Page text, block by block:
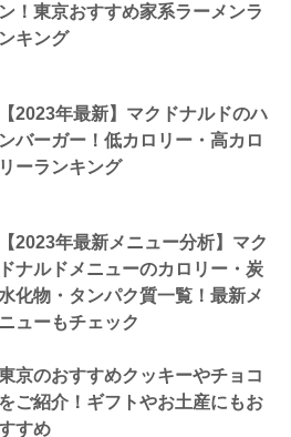
ン！東京おすすめ家系ラーメンラ
ンキング
【2023年最新】マクドナルドのハ
ンバーガー！低カロリー・高カロ
リーランキング
【2023年最新メニュー分析】マク
ドナルドメニューのカロリー・炭
水化物・タンパク質一覧！最新メ
ニューもチェック
京のおすすめクッキーやチョコ
をご紹介！ギフトやお土産にもお
すめ